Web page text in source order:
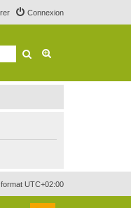
Connexion
Rechercher
UTC+02:00